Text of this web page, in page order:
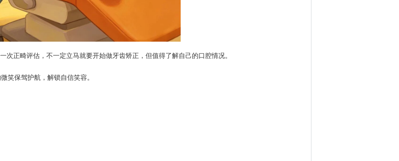
正畸评估，不一定立马就要开始做牙齿矫正，但值得了解自己的口腔情况。
笑保驾护航，解锁自信笑容。